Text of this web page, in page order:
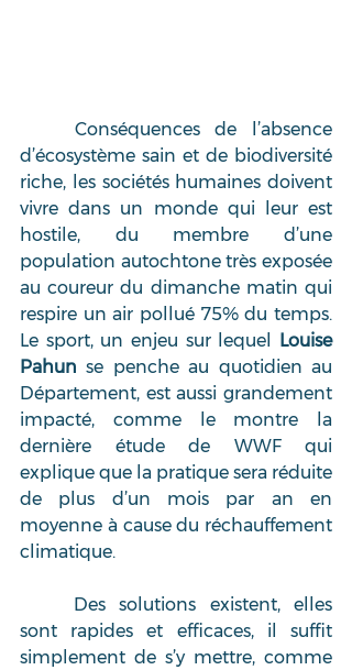
d’écosystème sain et de biodiversité
riche, les sociétés humaines doivent
vivre dans un monde qui leur est
hostile, du membre d’une
population autochtone très exposée
au coureur du dimanche matin qui
respire un air pollué 75% du temps.
Le sport, un enjeu sur lequel
Louise
Pahun se penche au quotidien au
Département, est aussi grandement
impacté, comme le montre la
dernière étude de WWF qui
explique que la pratique sera réduite
de plus d’un mois par an en
moyenne à cause du réchauffement
climatique.
sont rapides et efficaces, il suffit
simplement de s’y mettre, comme